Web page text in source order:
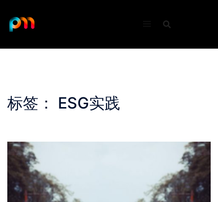
content
标签： ESG实践